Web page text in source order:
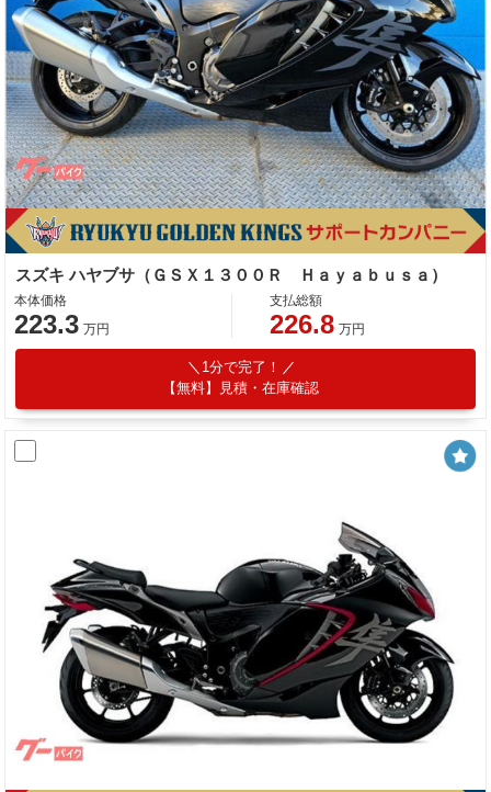
スズキ ハヤブサ（ＧＳＸ１３００Ｒ Ｈａｙａｂｕｓａ）
本体価格
223.3 万円
支払総額
226.8 万円
1分で完了！
【無料】見積・在庫確認